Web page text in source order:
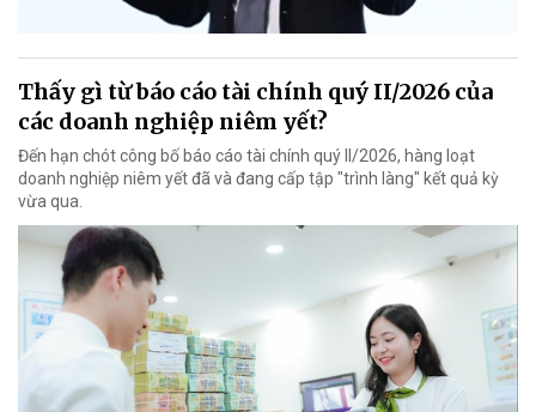
Thấy gì từ báo cáo tài chính quý II/2026 của
các doanh nghiệp niêm yết?
Đến hạn chót công bố báo cáo tài chính quý II/2026, hàng loạt
doanh nghiệp niêm yết đã và đang cấp tập "trình làng" kết quả kỳ
vừa qua.